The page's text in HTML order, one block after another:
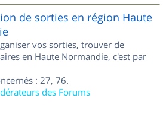
de sorties en région Haute
vos sorties, trouver de
en Haute Normandie, c'est par
: 27, 76.
des Forums